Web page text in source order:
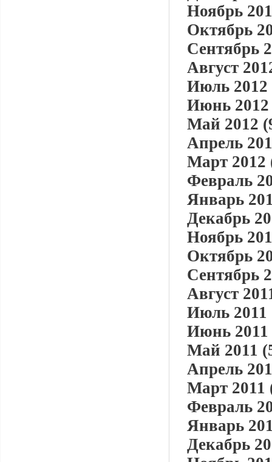
Ноябрь
Октябрь
Сентябрь
Август
Июль 2012
Июнь 2012
Май 2012
Апрель
Март 2012
Февраль
Январь
Декабрь
Ноябрь
Октябрь
Сентябрь
Август
Июль 2011
Июнь 2011
Май 2011
Апрель
Март 2011
Февраль
Январь
Декабрь